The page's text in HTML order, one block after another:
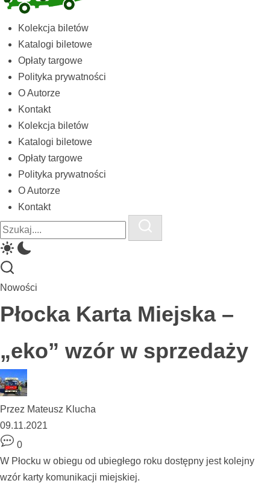
Kolekcja
biletów
komunikacji
miejskiej
kolejowych
Kolekcja biletów
Katalogi biletowe
Opłaty targowe
Polityka prywatności
O Autorze
Kontakt
Kolekcja biletów
Katalogi biletowe
Opłaty targowe
Polityka prywatności
O Autorze
Kontakt
Close
Search
Search
Nowości
Płocka Karta Miejska –
„eko” wzór w sprzedaży
Przez Mateusz Klucha
09.11.2021
0
W Płocku w obiegu od ubiegłego roku dostępny jest kolejny
wzór karty komunikacji miejskiej.